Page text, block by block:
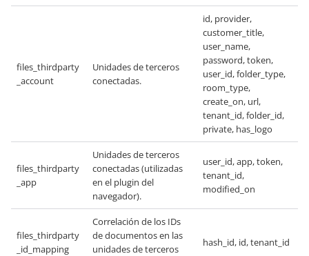
files_thirdparty
_account
Unidades de terceros
conectadas.
id, provider,
customer_title,
user_name,
password, token,
user_id, folder_type,
room_type,
create_on, url,
tenant_id, folder_id,
private, has_logo
files_thirdparty
_app
Unidades de terceros
conectadas (utilizadas
en el plugin del
navegador).
user_id, app, token,
tenant_id,
modified_on
files_thirdparty
_id_mapping
Correlación de los IDs
de documentos en las
unidades de terceros
hash_id, id, tenant_id